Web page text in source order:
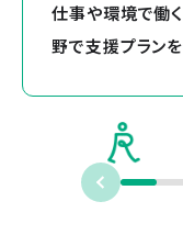
仕事や環境で働
野で支援プラン